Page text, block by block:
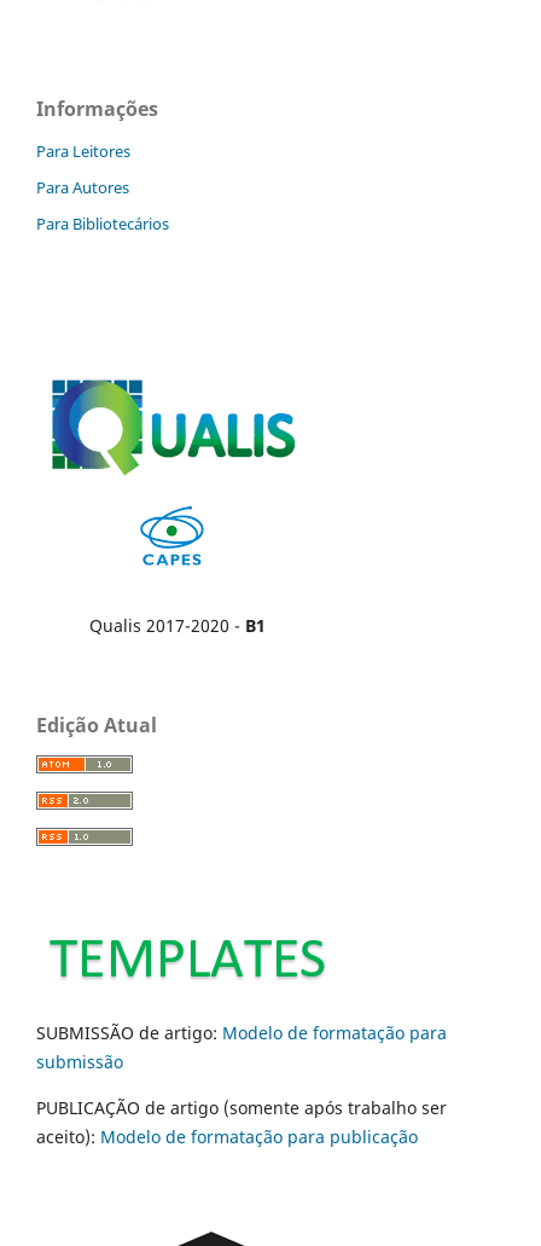
Informações
Para Leitores
Para Autores
Para Bibliotecários
Qualis 2017-2020 - B1
Edição Atual
SUBMISSÃO de artigo: Modelo de formatação para
submissão
PUBLICAÇÃO de artigo (somente após trabalho ser
aceito): Modelo de formatação para publicação